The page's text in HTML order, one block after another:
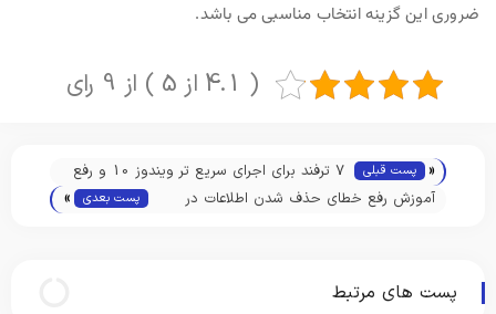
ضروری این گزینه انتخاب مناسبی می باشد.
( 4.1 از 5 ) از 9 رای
« پست قبلی
7 ترفند برای اجرای سریع تر ویندوز 10 و رفع
مشکل دیر بالا آمدن ویندوز
آموزش رفع خطای حذف شدن اطلاعات در
پست بعدی »
پست های مرتبط